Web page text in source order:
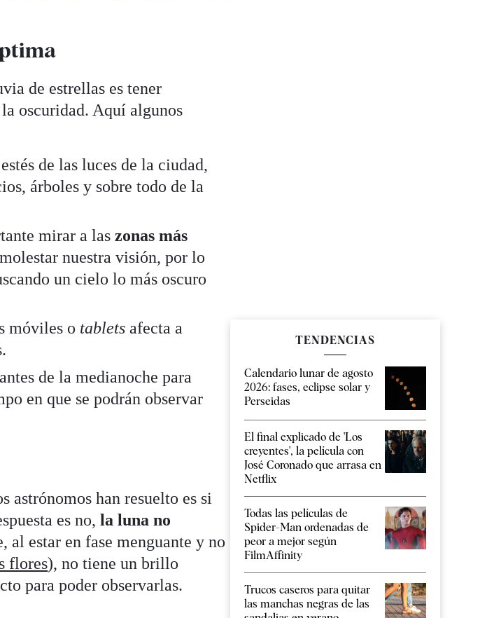
de estrellas es tener
oscuridad. Aquí algunos
de las luces de la ciudad,
árboles y sobre todo de la
mirar a las zonas más
nuestra visión, por lo
un cielo lo más oscuro
móviles o tablets afecta a
de la medianoche para
en que se podrán observar
astrónomos han resuelto es si
es no,la luna no
al estar en fase menguante y no
flores), no tiene un brillo
para poder observarlas.
TENDENCIAS
Calendario lunar de agosto
2026: fases, eclipse solar y
Perseidas
El final explicado de 'Los
creyentes', la película con
José Coronado que arrasa en
Netflix
Todas las películas de
Spider-Man ordenadas de
peor a mejor según
FilmAffinity
Trucos caseros para quitar
las manchas negras de las